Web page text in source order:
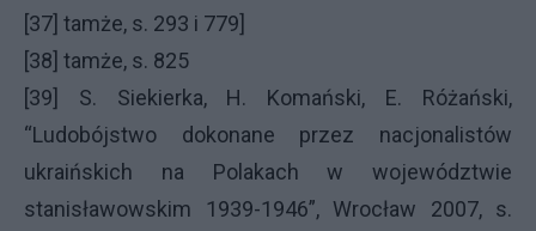
[37] tamże, s. 293 i 779]
[38] tamże, s. 825
[39] S. Siekierka, H. Komański, E. Różański,
“Ludobójstwo dokonane przez nacjonalistów
ukraińskich na Polakach w województwie
stanisławowskim 1939-1946”, Wrocław 2007, s.